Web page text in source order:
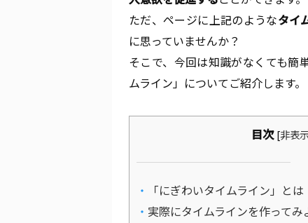
ただ、ページに上記のようなタイ
に思っていませんか？
そこで、今回は知識がなくても簡
ムライン」についてご紹介します。
目次 [非表
「にぎわいタイムライン」とは
実際にタイムラインを作ってみ